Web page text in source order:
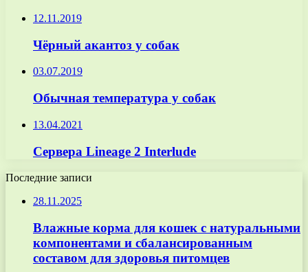
12.11.2019
Чёрный акантоз у собак
03.07.2019
Обычная температура у собак
13.04.2021
Сервера Lineage 2 Interlude
Последние записи
28.11.2025
Влажные корма для кошек с натуральными
компонентами и сбалансированным
составом для здоровья питомцев